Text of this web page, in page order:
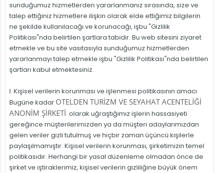
sunduğumuz hizmetlerden yararlanmanız sırasında, size ve
talep ettiğiniz hizmetlere ilişkin olarak elde ettiğimiz bilgilerin
ne şekilde kullanılacağı ve korunacağı, işbu "Gizlilik
Politikası"nda belirtilen şartlara tabidir. Bu web sitesini ziyaret
etmekle ve bu site vasıtasıyla sunduğumuz hizmetlerden
yararlanmayı talep etmekle işbu "Gizlilik Politikası"nda belirtilen
şartları kabul etmektesiniz.
I. Kişisel verilerin korunması ve işlenmesi politikasının amacı
Bugüne kadar OTELDEN TURİZM VE SEYAHAT ACENTELİĞİ
ANONİM ŞİRKETİ olarak uğraştığımız işlerin hassasiyeti
gereğince müşterilerimizden ya da müşteri adaylarımızdan
gelen veriler gizli tutulmuş ve hiçbir zaman üçüncü kişilerle
paylaşılmamıştır. Kişisel verilerin korunması, şirketimizin temel
politikasıdır. Herhangi bir yasal düzenleme olmadan önce de
şirket ve iştiraklerimiz, kişisel verilerin gizliliğine büyük önem